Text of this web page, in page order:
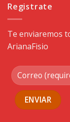
Registrate
Te enviaremos
ArianaFisio